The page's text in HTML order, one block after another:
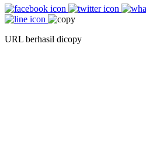
URL berhasil dicopy